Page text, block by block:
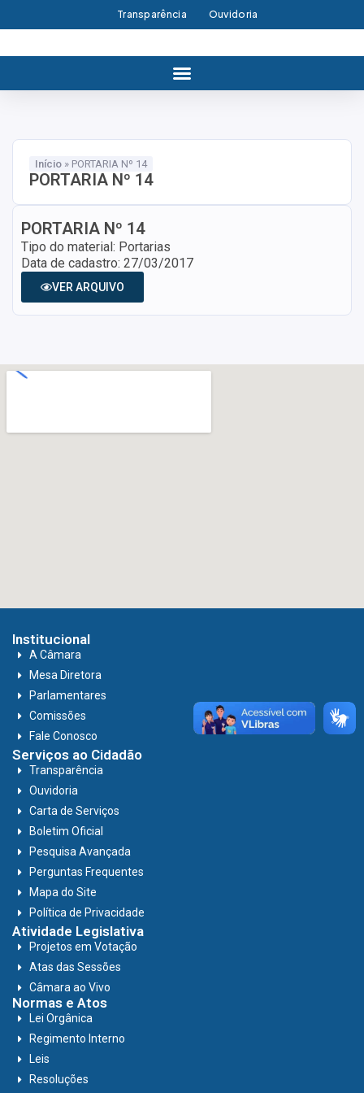
Transparência Ouvidoria
Início » PORTARIA Nº 14
PORTARIA Nº 14
PORTARIA Nº 14
Tipo do material: Portarias
Data de cadastro: 27/03/2017
VER ARQUIVO
Institucional
A Câmara
Mesa Diretora
Parlamentares
Comissões
Fale Conosco
Serviços ao Cidadão
Transparência
Ouvidoria
Carta de Serviços
Boletim Oficial
Pesquisa Avançada
Perguntas Frequentes
Mapa do Site
Política de Privacidade
Atividade Legislativa
Projetos em Votação
Atas das Sessões
Câmara ao Vivo
Normas e Atos
Lei Orgânica
Regimento Interno
Leis
Resoluções